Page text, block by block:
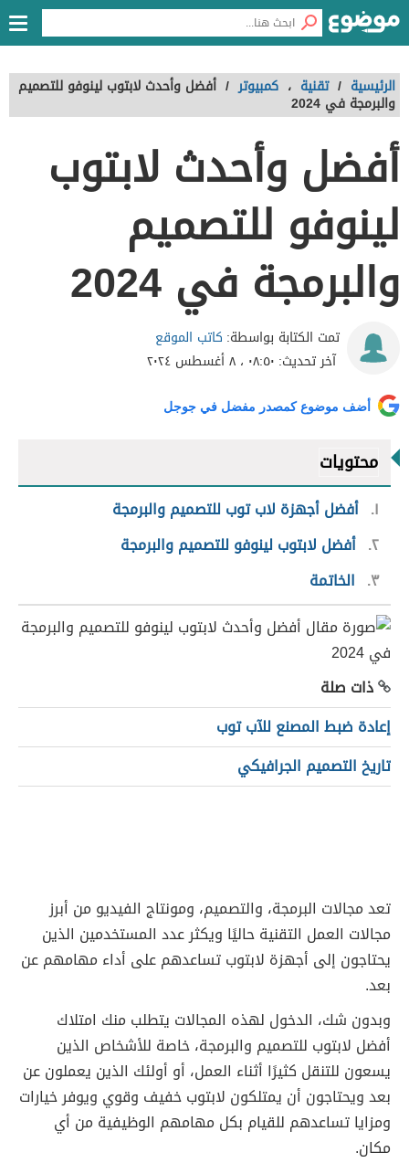
الرئيسية / تقنية ، كمبيوتر / أفضل وأحدث لابتوب لينوفو للتصميم
والبرمجة في 2024
أفضل وأحدث لابتوب
لينوفو للتصميم
والبرمجة في 2024
تمت الكتابة بواسطة: كاتب الموقع
آخر تحديث: ٠٨:٥٠ ، ٨ أغسطس ٢٠٢٤
أضف موضوع كمصدر مفضل في جوجل
محتويات
١ أفضل أجهزة لاب توب للتصميم والبرمجة
٢ أفضل لابتوب لينوفو للتصميم والبرمجة
٣
الخاتمة
ذات صلة
إعادة ضبط المصنع للآب توب
تاريخ التصميم الجرافيكي
تعد مجالات البرمجة، والتصميم، ومونتاج الفيديو من أبرز
مجالات العمل التقنية حاليًا ويكثر عدد المستخدمين الذين
يحتاجون إلى أجهزة لابتوب تساعدهم على أداء مهامهم عن
بعد.
وبدون شك، الدخول لهذه المجالات يتطلب منك امتلاك
أفضل لابتوب للتصميم والبرمجة، خاصة للأشخاص الذين
يسعون للتنقل كثيرًا أثناء العمل، أو أولئك الذين يعملون عن
بعد ويحتاجون أن يمتلكون لابتوب خفيف وقوي ويوفر خيارات
ومزايا تساعدهم للقيام بكل مهامهم الوظيفية من أي
مكان.